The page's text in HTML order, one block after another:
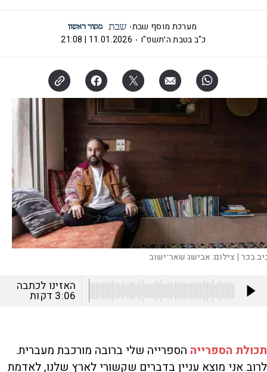
מערכת מוסף שבת
כ"ב בטבת ה׳תשפ"ו
11.01.2026 | 21:08
בכר | צילום:אבישג שאר־ישוב
האזינו לכתבה
3:06 דקות
תכולת הספרייה הספרייה שלי ברובה מורכבת מעברית.
לרוב אני מוצא עניין בדברים שקשורי לארץ שלנו, לאדמת